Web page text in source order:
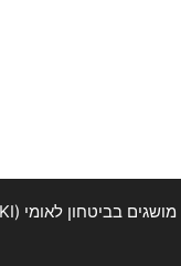
מושגים בביטחון לאומי (WIKI)